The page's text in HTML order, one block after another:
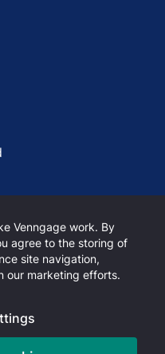
Venngage work. By
agree to the storing of
site navigation,
our marketing efforts.
Youtube